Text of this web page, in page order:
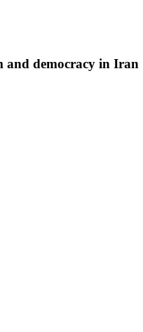
and democracy in Iran